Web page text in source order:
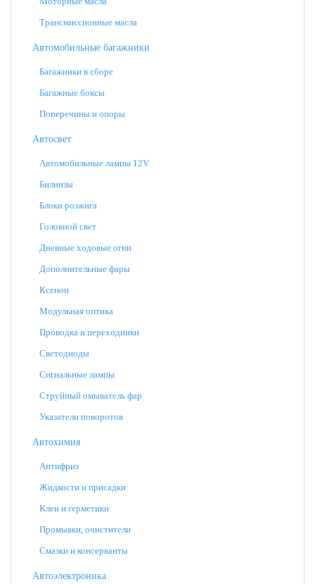
Трансмиссионные масла
Автомобильные багажники
Багажники в сборе
Багажные боксы
Поперечины и опоры
Автосвет
Автомобильные лампы 12V
Билинзы
Блоки розжига
Головной свет
Дневные ходовые огни
Дополнительные фары
Ксенон
Модульная оптика
Проводка и переходники
Светодиоды
Сигнальные лампы
Струйный омыватель фар
Указатели поворотов
Автохимия
Антифриз
Жидкости и присадки
Клеи и герметики
Промывки, очистители
Смазки и консерванты
Автоэлектроника